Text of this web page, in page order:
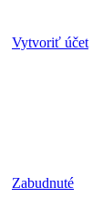
Vytvoriť účet
Zabudnuté